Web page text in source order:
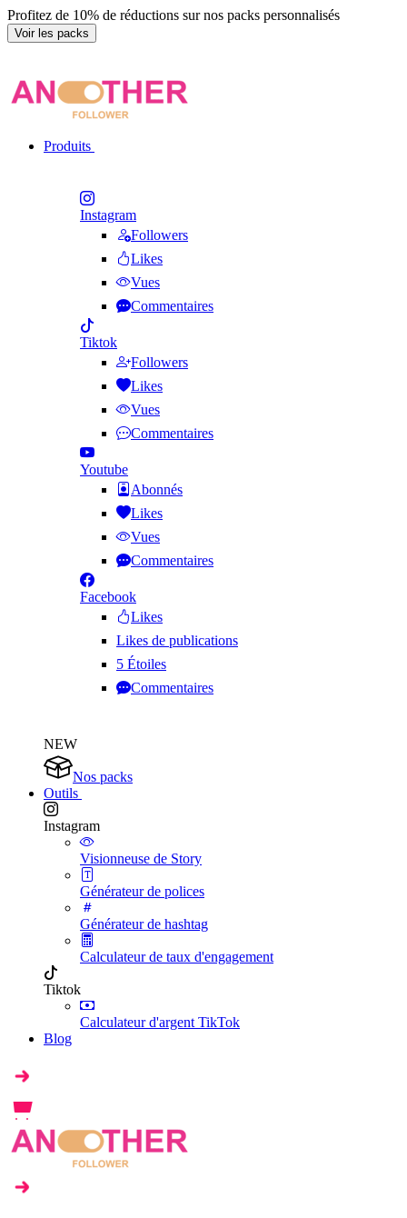
Profitez de 10% de réductions sur nos packs personnalisés
Voir les packs
Produits
Instagram
Followers
Likes
Vues
Commentaires
Tiktok
Followers
Likes
Vues
Commentaires
Youtube
Abonnés
Likes
Vues
Commentaires
Facebook
Likes
Likes de publications
5 Étoiles
Commentaires
NEW
Nos packs
Outils
Instagram
Visionneuse de Story
Générateur de polices
Générateur de hashtag
Calculateur de taux d'engagement
Tiktok
Calculateur d'argent TikTok
Blog